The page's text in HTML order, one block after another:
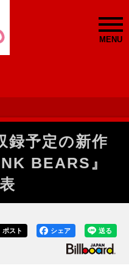
MENU
録予定の新作
BEARS』
送る
シェア
ポスト